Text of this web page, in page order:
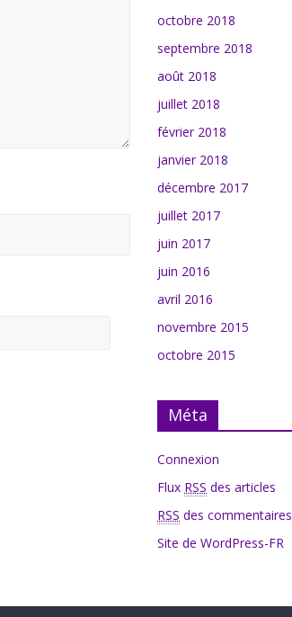
octobre 2018
septembre 2018
août 2018
juillet 2018
février 2018
janvier 2018
décembre 2017
juillet 2017
juin 2017
juin 2016
avril 2016
novembre 2015
octobre 2015
Méta
Connexion
Flux RSS des articles
RSS des commentaires
Site de WordPress-FR